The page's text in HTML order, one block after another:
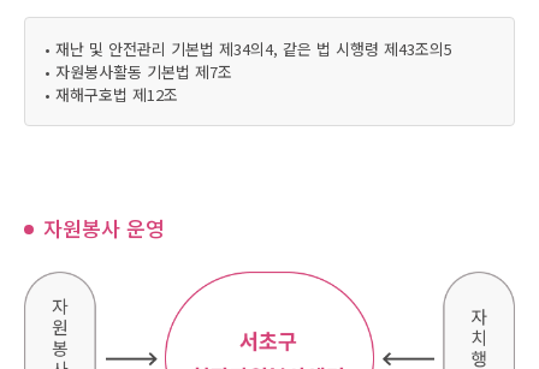
• 재난 및 안전관리 기본법 제34의4, 같은 법 시행령 제43조의5
• 자원봉사활동 기본법 제7조
• 재해구호법 제12조
자원봉사 운영